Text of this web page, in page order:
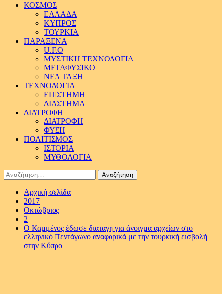
ΚΟΣΜΟΣ
ΕΛΛΑΔΑ
ΚΥΠΡΟΣ
ΤΟΥΡΚΙΑ
ΠΑΡΑΞΕΝΑ
U.F.O
ΜΥΣΤΙΚΗ ΤΕΧΝΟΛΟΓΙΑ
ΜΕΤΑΦΥΣΙΚΟ
ΝΕΑ ΤΑΞΗ
ΤΕΧΝΟΛΟΓΙΑ
ΕΠΙΣΤΗΜΗ
ΔΙΑΣΤΗΜΑ
ΔΙΑΤΡΟΦΗ
ΔΙΑΤΡΟΦΗ
ΦΥΣΗ
ΠΟΛΙΤΙΣΜΟΣ
ΙΣΤΟΡΙΑ
ΜΥΘΟΛΟΓΙΑ
Αναζήτηση
για:
Αρχική σελίδα
2017
Οκτώβριος
2
Ο Καμμένος έδωσε διαταγή για άνοιγμα αρχείων στο
ελληνικό Πεντάγωνο αναφορικά με την τουρκική εισβολή
στην Κύπρο